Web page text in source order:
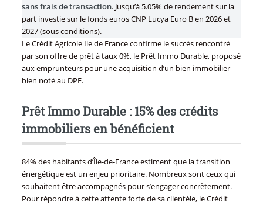
sans frais de transaction. Jusqu’à 5.05% de rendement sur la
part investie sur le fonds euros CNP Lucya Euro B en 2026 et
2027 (sous conditions).
Le Crédit Agricole Ile de France confirme le succès rencontré
par son offre de prêt à taux 0%, le Prêt Immo Durable, proposé
aux emprunteurs pour une acquisition d’un bien immobilier
bien noté au DPE.
Prêt Immo Durable : 15% des crédits
immobiliers en bénéficient
84% des habitants d’Île-de-France estiment que la transition
énergétique est un enjeu prioritaire. Nombreux sont ceux qui
souhaitent être accompagnés pour s’engager concrètement.
Pour répondre à cette attente forte de sa clientèle, le Crédit